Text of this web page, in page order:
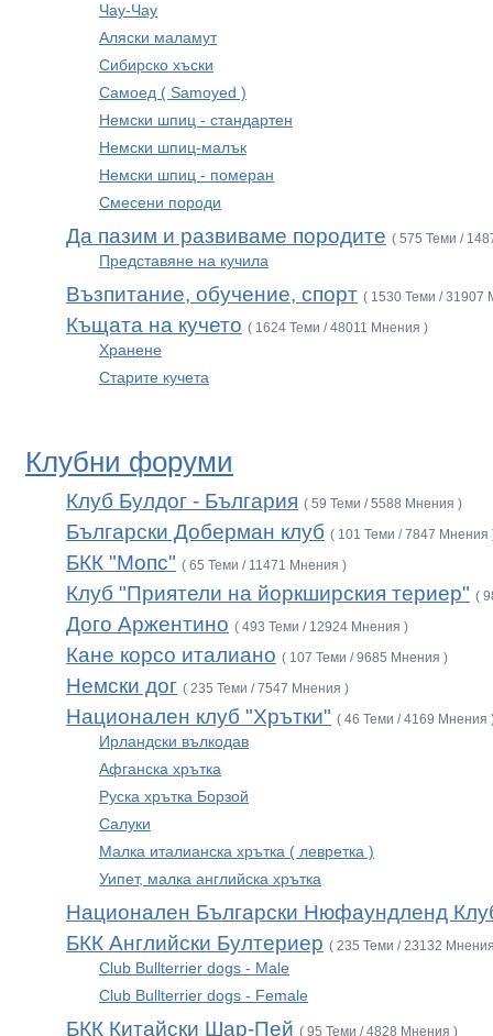
Чау-Чау
Аляски маламут
Сибирско хъски
Самоед ( Samoyed )
Немски шпиц - стандартен
Немски шпиц-малък
Немски шпиц - померан
Смесени породи
Да пазим и развиваме породите ( 575 Теми /
Представяне на кучила
Възпитание, обучение, спорт ( 1530 Теми / 31907
Къщата на кучето ( 1624 Теми / 48011 Мнения )
Хранене
Старите кучета
Клубни форуми
Клуб Булдог - България ( 59 Теми / 5588 Мнения )
Български Доберман клуб ( 101 Теми / 7847 Мнения
БКК "Мопс" ( 65 Теми / 11471 Мнения )
Клуб "Приятели на йоркширския териер" (
Дого Аржентино ( 493 Теми / 12924 Мнения )
Кане корсо италиано ( 107 Теми / 9685 Мнения )
Немски дог ( 235 Теми / 7547 Мнения )
Национален клуб "Хрътки" ( 46 Теми / 4169 Мнения
Ирландски вълкодав
Афганска хрътка
Руска хрътка Борзой
Салуки
Малка италианска хрътка ( левретка )
Уипет, малка английска хрътка
Национален Български Нюфаундленд
БКК Английски Бултериер ( 235 Теми / 23132
Club Bullterrier dogs - Male
Club Bullterrier dogs - Female
БКК Китайски Шар-Пей ( 95 Теми / 4828 Мнения )